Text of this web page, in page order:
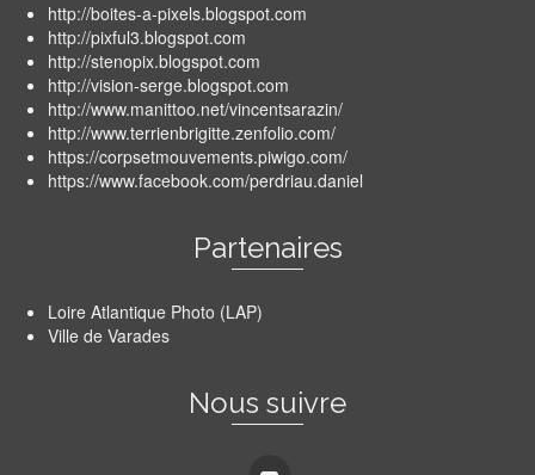
http://boites-a-pixels.blogspot.com
http://pixful3.blogspot.com
http://stenopix.blogspot.com
http://vision-serge.blogspot.com
http://www.manittoo.net/vincentsarazin/
http://www.terrienbrigitte.zenfolio.com/
https://corpsetmouvements.piwigo.com/
https://www.facebook.com/perdriau.daniel
Partenaires
Loire Atlantique Photo (LAP)
Ville de Varades
Nous suivre